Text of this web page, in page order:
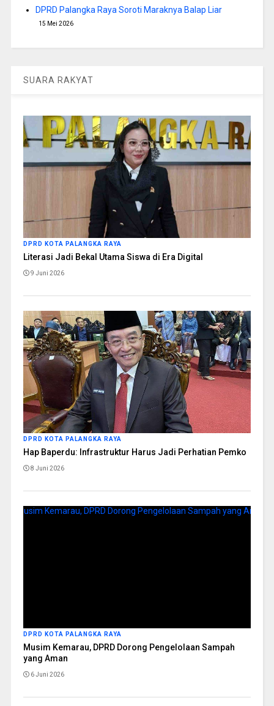
DPRD Palangka Raya Soroti Maraknya Balap Liar
15 Mei 2026
SUARA RAKYAT
DPRD KOTA PALANGKA RAYA
Literasi Jadi Bekal Utama Siswa di Era Digital
9 Juni 2026
DPRD KOTA PALANGKA RAYA
Hap Baperdu: Infrastruktur Harus Jadi Perhatian Pemko
8 Juni 2026
DPRD KOTA PALANGKA RAYA
Musim Kemarau, DPRD Dorong Pengelolaan Sampah
yang Aman
6 Juni 2026